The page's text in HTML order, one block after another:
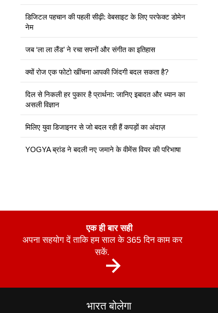
डिजिटल पहचान की पहली सीढ़ी: वेबसाइट के लिए परफेक्ट डोमेन
नेम
जब ‘ला ला लैंड’ ने रचा सपनों और संगीत का इतिहास
क्यों रोज एक फोटो खींचना आपकी जिंदगी बदल सकता है?
दिल से निकली हर पुकार है प्रार्थना: जानिए इबादत और ध्यान का
असली विज्ञान
मिलिए युवा डिजाइनर से जो बदल रही हैं कपड़ों का अंदाज़
YOGYA ब्रांड ने बदली नए जमाने के वीमेंस वियर की परिभाषा
एक ही बार सही
अपना सहयोग दें ताकि हम साल के 365 दिन काम कर
सकें.
भारत बोलेगा